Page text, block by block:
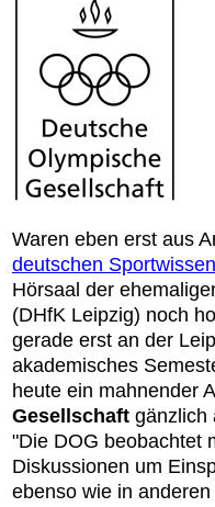
Waren eben erst aus
deutschen
Hörsaal der
(DHfK Leipzig) noch
gerade erst an der
akademisches
heute ein mahnender
Gesellschaft gänzlich
"Die DOG beobachtet
Diskussionen um
ebenso wie in